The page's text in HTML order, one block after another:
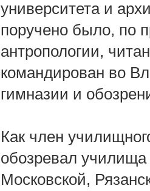
университета и
поручено было, по
антропологии,
командирован во
гимназии и
Как член
обозревал училища
Московской,